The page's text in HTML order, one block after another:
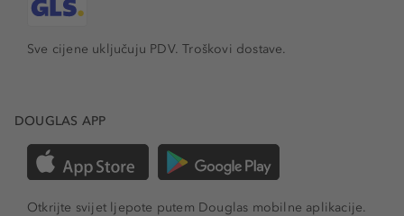
Sve cijene uključuju PDV.Troškovi dostave.
DOUGLAS APP
Otkrijte svijet ljepote putem Douglas mobilne aplikacije.